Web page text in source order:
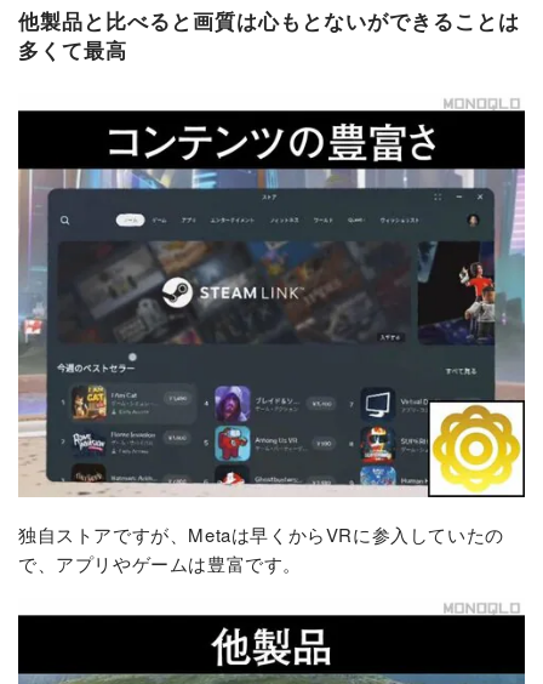
他製品と比べると画質は心もとないができることは
多くて最高
独自ストアですが、Metaは早くからVRに参入していたの
で、アプリやゲームは豊富です。